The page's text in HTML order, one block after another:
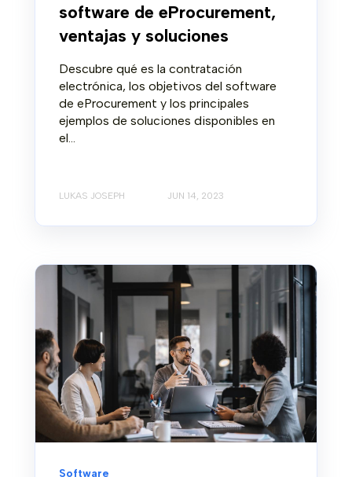
software de eProcurement,
ventajas y soluciones
Descubre qué es la contratación
electrónica, los objetivos del software
de eProcurement y los principales
ejemplos de soluciones disponibles en
el...
LUKAS JOSEPH JUN 14, 2023
Software